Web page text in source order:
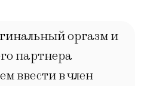
оргазм и
партнера
ввести в член